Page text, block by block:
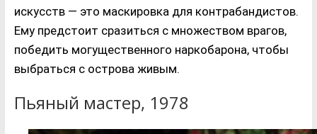
искусств — это маскировка для контрабандистов.
Ему предстоит сразиться с множеством врагов,
победить могущественного наркобарона, чтобы
выбраться с острова живым.
Пьяный мастер, 1978